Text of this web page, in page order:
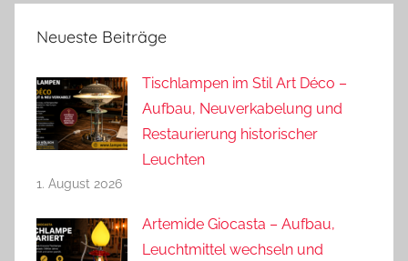
Neueste Beiträge
Tischlampen im Stil Art Déco –
Aufbau, Neuverkabelung und
Restaurierung historischer
Leuchten
1. August 2026
Artemide Giocasta – Aufbau,
Leuchtmittel wechseln und